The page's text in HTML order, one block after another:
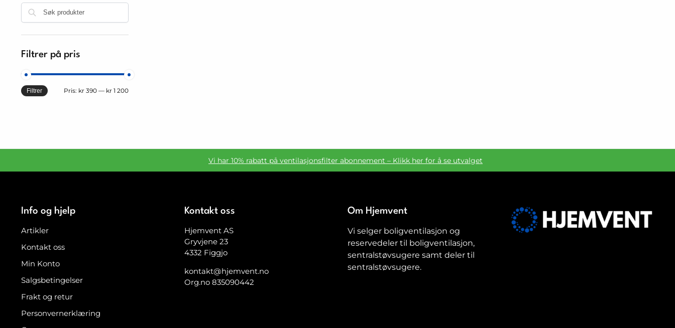
Filtrer på pris
Filtrer Pris: kr 390 — kr 1 200
Vi har 10% rabatt på ventilasjonsfilter abonnement – Klikk her for å se utvalget
Info og hjelp
Artikler
Kontakt oss
Min Konto
Salgsbetingelser
Frakt og retur
Personvernerklæring
Kontakt oss
Hjemvent AS
Gryvjene 23
4332 Figgjo
kontakt@hjemvent.no
Org.no 835090442
Om Hjemvent
Vi selger boligventilasjon og
reservedeler til boligventilasjon,
sentralstøvsugere samt deler til
sentralstøvsugere.